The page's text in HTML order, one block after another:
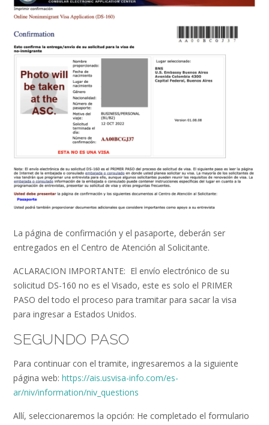
La página de confirmación y el pasaporte, deberán ser
entregados en el Centro de Atención al Solicitante.
ACLARACION IMPORTANTE: El envío electrónico de su
solicitud DS-160 no es el Visado, este es solo el PRIMER
PASO del todo el proceso para tramitar para sacar la visa
para ingresar a Estados Unidos.
SEGUNDO PASO
Para continuar con el tramite, ingresaremos a la siguiente
página web: https://ais.usvisa-info.com/es-
ar/niv/information/niv_questions
Allí, seleccionaremos la opción: He completado el formulario